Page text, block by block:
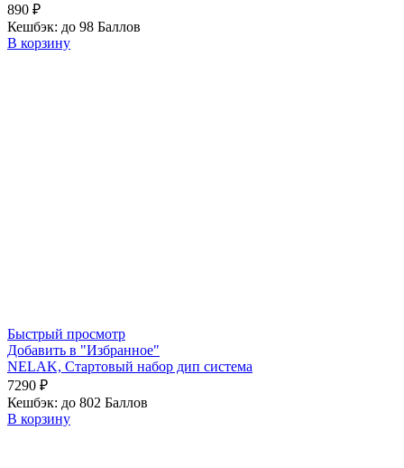
890 ₽
Кешбэк: до 98 Баллов
В корзину
Быстрый просмотр
Добавить в "Избранное"
NELAK, Стартовый набор дип система
7290 ₽
Кешбэк: до 802 Баллов
В корзину